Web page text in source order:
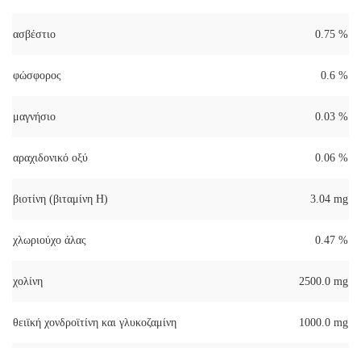
ασβέστιο 0.75 %
φώσφορος 0.6 %
μαγνήσιο 0.03 %
αραχιδονικό οξύ 0.06 %
βιοτίνη (βιταμίνη Η) 3.04 mg
χλωριούχο άλας 0.47 %
χολίνη 2500.0 mg
θειϊκή χονδροϊτίνη και γλυκοζαμίνη 1000.0 mg